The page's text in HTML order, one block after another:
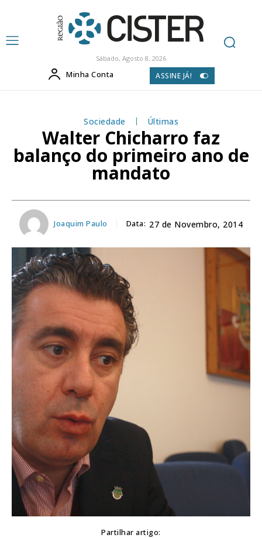
Sábado, Agosto 8, 2026
Minha Conta ASSINE JÁ!
Sociedade Últimas
Walter Chicharro faz
balanço do primeiro ano de
mandato
Joaquim Paulo Data: 27 de Novembro, 2014
Partilhar artigo: